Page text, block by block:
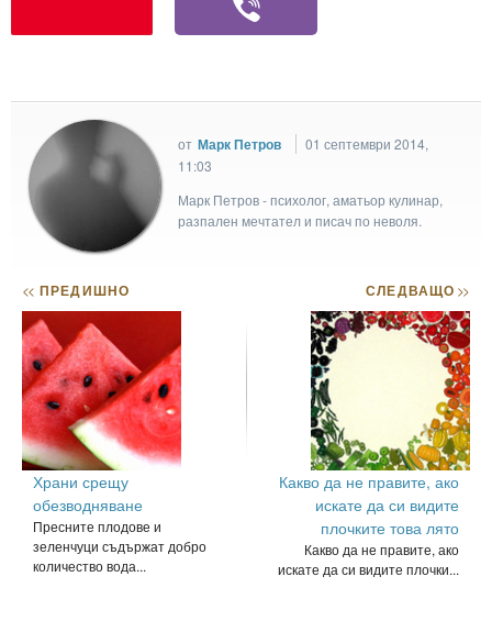
от Марк Петров
01 септември 2014,
11:03
Марк Петров - психолог, аматьор кулинар,
разпален мечтател и писач по неволя.
<< ПРЕДИШНО
Храни срещу
обезводняване
Пресните плодове и
зеленчуци съдържат добро
количество вода...
СЛЕДВАЩО>>
Какво да не правите, ако
искате да си видите
плочките това лято
Какво да не правите, ако
искате да си видите плочки...